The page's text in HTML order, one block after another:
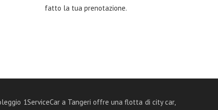
fatto la tua prenotazione.
1ServiceCar a Tangeri offre una flotta di city car,